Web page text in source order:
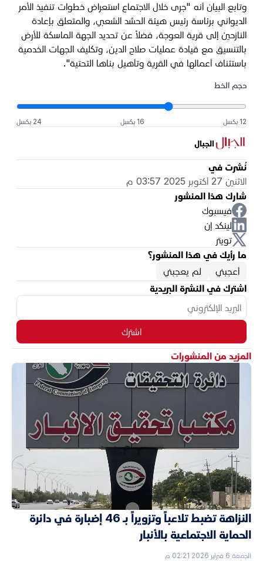
وتابع البيان أنه "جرى خلال الاجتماع استعراض خطوات تنفيذ الأمر
الديواني برئاسة رئيس هيئة الحشد الشعبي، والمتعلق بإعادة
النازحين إلى قرية العوجة، فضلاً عن تحديد الجهة الماسكة للأرض
بالتنسيق مع قيادة عمليات صلاح الدين، وتكليف الجهات الخدمية
باستئناف أعمالها في القرية وتأهيل بناها التحتية".
حجم الخط
12 بكسل 16 بكسل 24 بكسل
الجبال
نُشرت في
الاثنين 27 أكتوبر 2025 03:57 م
شارك هذا المنشور
فيسبوك
لينكد إن
تويتر
ما رأيك في هذا المنشور؟
أعجبني
لم يعجبني
اشترك في النشرة البريدية
اشترك
المزيد من المنشورات
النزاهة تضبط تلاعباً وتزويراً بـ 46 إضبارة في دائرة
الحماية الاجتماعية بالأنبار
الجمعة 6 فبراير 2026 02:21 م